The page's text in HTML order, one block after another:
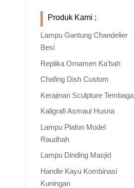
Produk Kami ;
Lampu Gantung Chandelier
Besi
Replika Ornamen Ka’bah
Chafing Dish Custom
Kerajinan Sculpture Tembaga
Kaligrafi Asmaul Husna
Lampu Plafon Model
Raudhah
Lampu Dinding Masjid
Handle Kayu Kombinasi
Kuningan